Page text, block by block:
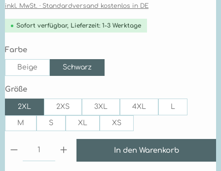
inkl. MwSt. · Standardversand kostenlos in DE
Sofort verfügbar, Lieferzeit: 1-3 Werktage
Farbeauswählen
Beige Schwarz
Größeauswählen
2XL 2XS 3XL 4XL L
M S XL XS
Produkt Anzahl: Gib den gewünschten Wert
In den Warenkorb